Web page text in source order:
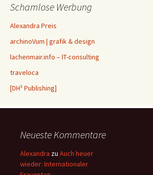
Schamlose Werbung
Alexandra Preis
archinoVum | grafik & design
lachenmair.info – IT-consulting
traveloca
[DH² Publishing]
Neueste Kommentare
Alexandra zu Auch heuer
wieder: Internationaler